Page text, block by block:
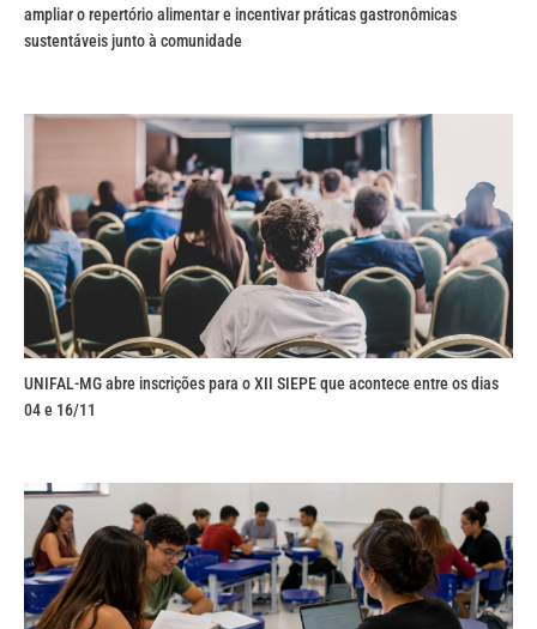
ampliar o repertório alimentar e incentivar práticas gastronômicas
sustentáveis junto à comunidade
UNIFAL-MG abre inscrições para o XII SIEPE que acontece entre os dias
04 e 16/11